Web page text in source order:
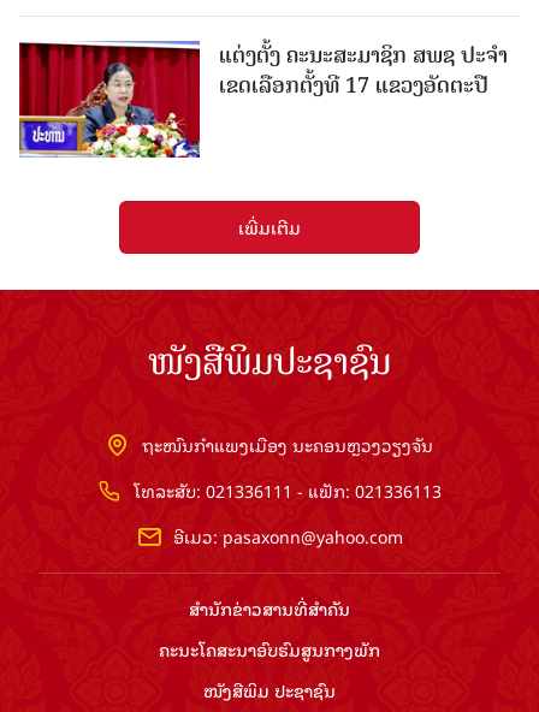
ແຕ່ງຕັ້ງ ຄະນະສະມາຊິກ ສພຊ ປະຈຳ
ເຂດເລືອກຕັ້ງທີ 17 ແຂວງອັດຕະປື
ເພີ່ມເຕີມ
ໜັງສືພິມປະຊາຊົນ
ຖະໜົນກຳແພງເມືອງ ນະຄອນຫຼວງວຽງຈັນ
ໂທລະສັບ: 021336111 - ແຟັກ: 021336113
ອີເມວ: pasaxonn@yahoo.com
ສຳ​ນັກ​ຂ່າວ​ສານ​ທີ່​ສຳ​ຄັນ​
ຄະນະໂຄສະນາອົບຮົມ​ສູນ​ກາງ​ພັກ
ໜັງສືພິມ ປະ​ຊາ​ຊົນ